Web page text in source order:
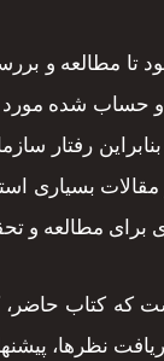
تا مطالعه و
حساب شده مورد
رفتار
برای مطالعه و
که کتاب حاضر،
نظرها،